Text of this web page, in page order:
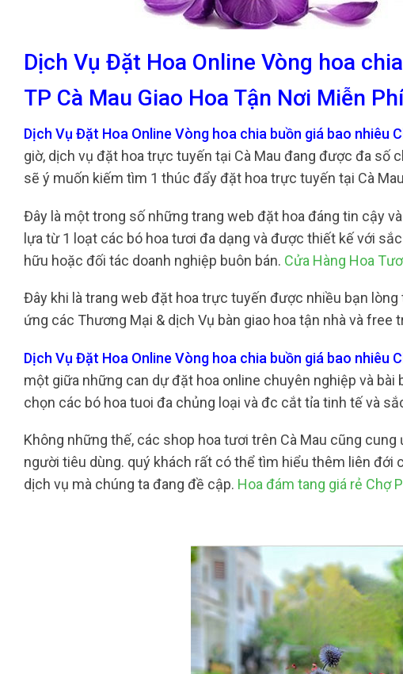
Dịch Vụ Đặt Hoa Online Vòng hoa
TP Cà Mau Giao Hoa Tận Nơi Miễn Phí
Dịch Vụ Đặt Hoa Online Vòng hoa chia buồn giá bao nhiêu
giờ, dịch vụ đặt hoa trực tuyến tại Cà Mau đang được đa số
sẽ ý muốn kiếm tìm 1 thúc đẩy đặt hoa trực tuyến tại Cà
Đây là một trong số những trang web đặt hoa đáng tin cậy
lựa từ 1 loạt các bó hoa tươi đa dạng và được thiết kế với
hữu hoặc đối tác doanh nghiệp buôn bán. Cửa Hàng Hoa
Đây khi là trang web đặt hoa trực tuyến được nhiều bạn
ứng các Thương Mại & dịch Vụ bàn giao hoa tận nhà và free
Dịch Vụ Đặt Hoa Online Vòng hoa chia buồn giá bao nhiêu
một giữa những can dự đặt hoa online chuyên nghiệp và bài
chọn các bó hoa tuoi đa chủng loại và đc cắt tỉa tinh tế và
Không những thế, các shop hoa tươi trên Cà Mau cũng
người tiêu dùng. quý khách rất có thể tìm hiểu thêm liên
dịch vụ mà chúng ta đang đề cập. Hoa đám tang giá rẻ Chợ